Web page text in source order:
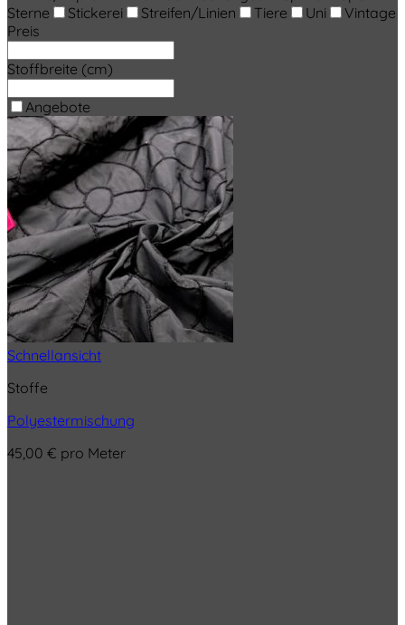
Sterne
Stickerei Streifen/Linien Tiere Uni
Vintage
Preis
Stoffbreite (cm)
Angebote
Schnellansicht
Stoffe
Polyestermischung
45,00 € pro Meter